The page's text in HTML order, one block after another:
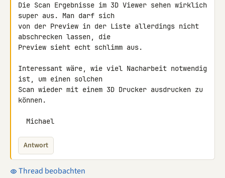
Die Scan Ergebnisse im 3D Viewer sehen wirklich
super aus. Man darf sich
von der Preview in der Liste allerdings nicht
abschrecken lassen, die
Preview sieht echt schlimm aus.
Interessant wäre, wie viel Nacharbeit notwendig
ist, um einen solchen
Scan wieder mit einem 3D Drucker ausdrucken zu
können.
  Michael
Antwort
Thread beobachten